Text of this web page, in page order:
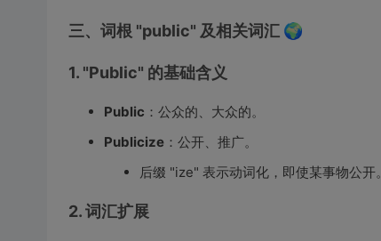
三、词根 "public" 及相关词汇 🌍
1. "Public" 的基础含义
Public ：公众的、大众的。
Publicize：公开、推广。
后缀 "ize" 表示动词化，即使某事物公开。
2. 词汇扩展